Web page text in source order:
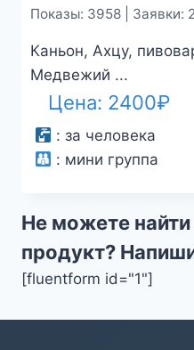
Показы: 3958 | Заявки:
Каньон, Ахцу,
Медвежий ...
Цена: 2400₽
: за человека
: мини группа
Не можете
продукт?
[fluentform id="1"]